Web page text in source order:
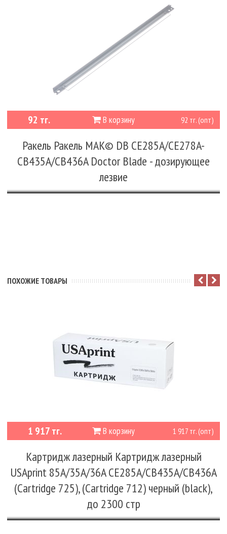
В корзину
92 тг. 92 тг. (опт)
Ракель Ракель MAK© DB CE285A/CE278A-
CB435A/CB436A Doсtor Blade - дозирующее
лезвие
ПОХОЖИЕ ТОВАРЫ
В корзину
1 917 тг. 1 917 тг. (опт)
Картридж лазерный Картридж лазерный
USAprint 85A/35A/36A CE285A/CB435A/CB436A
(Cartridge 725), (Cartridge 712) черный (black),
до 2300 стр